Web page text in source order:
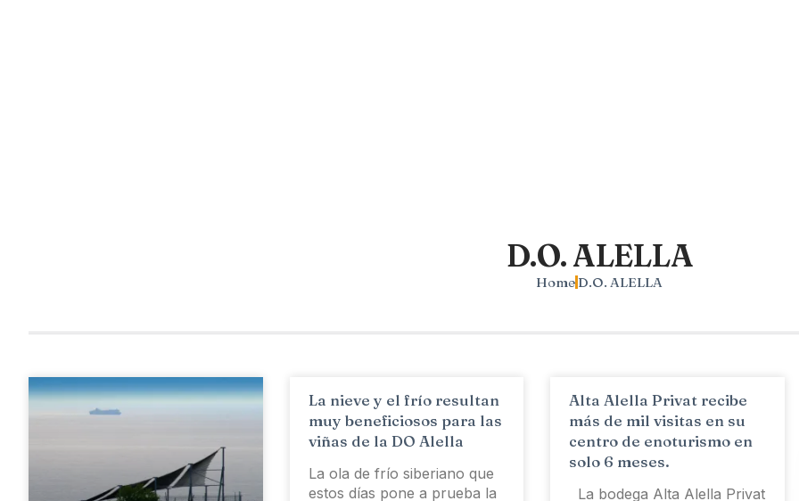
D.O. ALELLA
Home D.O. ALELLA
La nieve y el frío resultan
muy beneficiosos para las
viñas de la DO Alella
La ola de frío siberiano que
estos días pone a prueba la
Alta Alella Privat recibe
más de mil visitas en su
centro de enoturismo en
solo 6 meses.
La bodega Alta Alella Privat